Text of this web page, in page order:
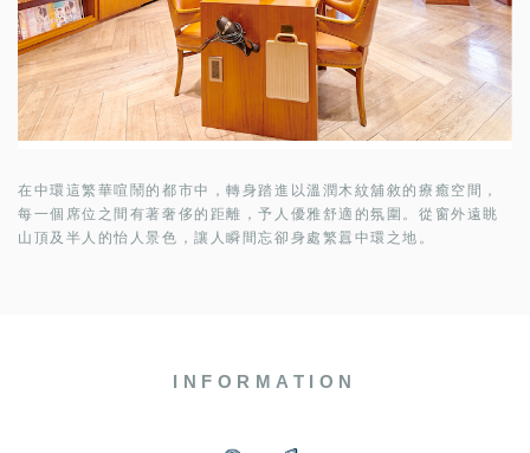
在中環這繁華喧鬧的都市中，轉身踏進以溫潤木紋舖敘的療癒空間，
每一個席位之間有著奢侈的距離，予人優雅舒適的氛圍。從窗外遠眺
山頂及半人的怡人景色，讓人瞬間忘卻身處繁囂中環之地。
INFORMATION